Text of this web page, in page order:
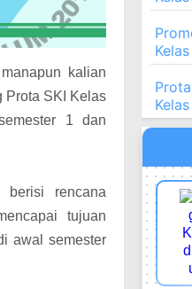
kalian
Prota SKI Kelas
1 dan
berisi rencana
tujuan
awal semester